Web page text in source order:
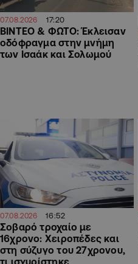
07.08.2026 17:20
ΒΙΝΤΕΟ & ΦΩΤΟ: Έκλεισαν
οδόφραγμα στην μνήμη
των Ισαάκ και Σολωμού
07.08.2026 16:52
Σοβαρό τροχαίο με
16χρονο: Χειροπέδες και
στη σύζυγο του 27χρονου,
τι ισχυρίστηκε